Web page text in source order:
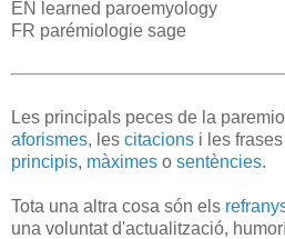
EN learned paroemyology
FR parémiologie sage
Les principals peces de la
aforismes, les citacions i les
principis, màximes o sentències.
Tota una altra cosa són els
una voluntat d'actualització,